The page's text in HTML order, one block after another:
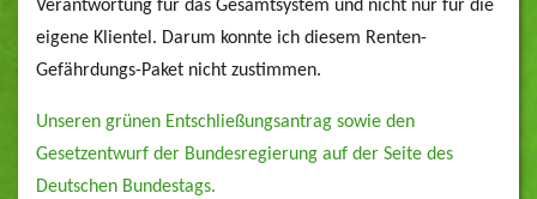
Verantwortung für das Gesamtsystem und nicht nur für die
eigene Klientel. Darum konnte ich diesem Renten-
Gefährdungs-Paket nicht zustimmen.
Unseren grünen Entschließungsantrag sowie den
Gesetzentwurf der Bundesregierung auf der Seite des
Deutschen Bundestags.